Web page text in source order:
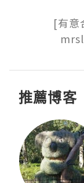
[有意
推薦博客